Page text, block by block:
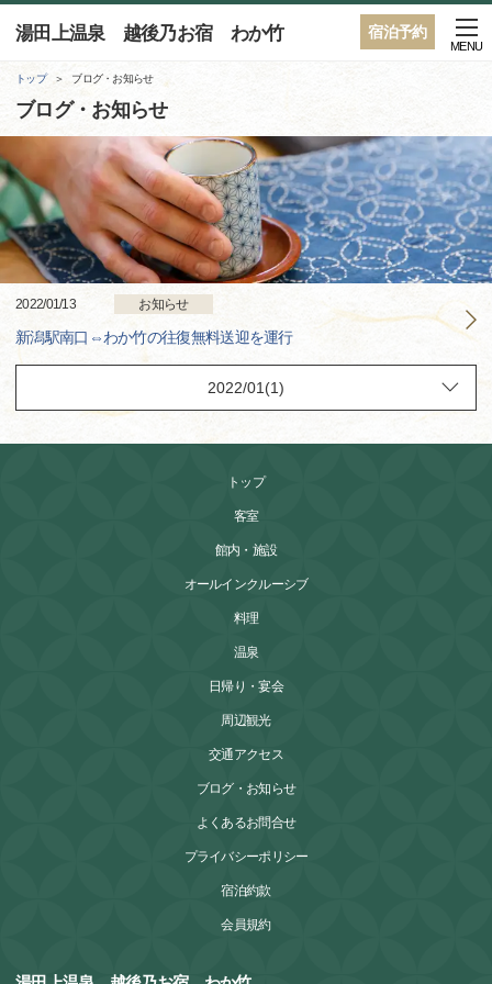
宿泊予約
湯田上温泉 越後乃お宿 わか竹
MENU
トップ ブログ・お知らせ
ブログ・お知らせ
2022/01/13 お知らせ
新潟駅南口⇔わか竹の往復無料送迎を運行
トップ
客室
館内・施設
オールインクルーシブ
料理
温泉
日帰り・宴会
周辺観光
交通アクセス
ブログ・お知らせ
よくあるお問合せ
プライバシーポリシー
宿泊約款
会員規約